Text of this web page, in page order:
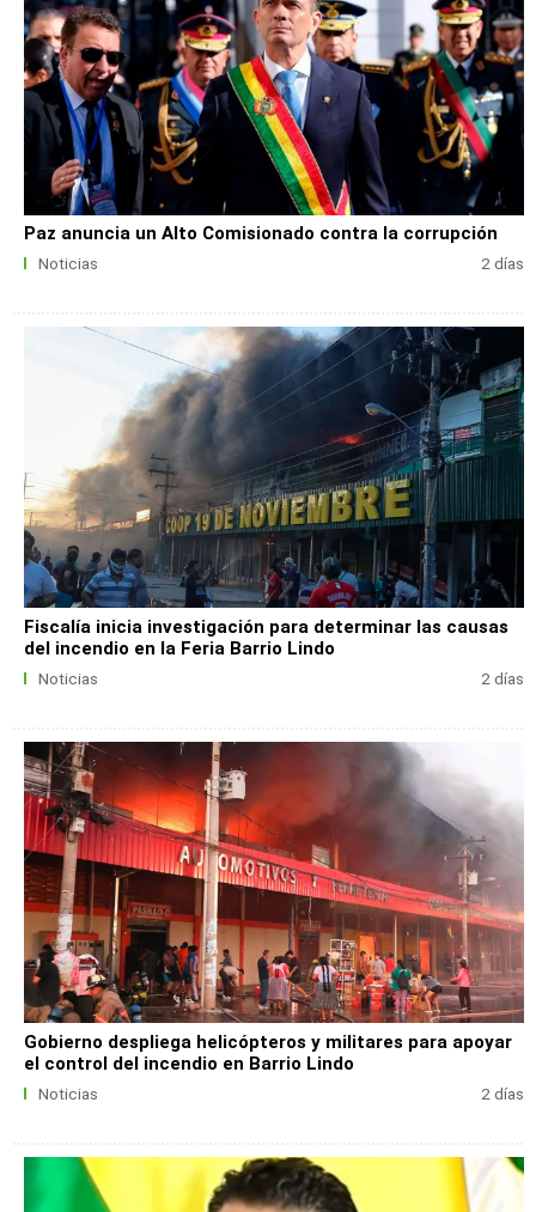
Paz anuncia un Alto Comisionado contra la corrupción
Noticias 2 días
Fiscalía inicia investigación para determinar las causas
del incendio en la Feria Barrio Lindo
Noticias 2 días
Gobierno despliega helicópteros y militares para apoyar
el control del incendio en Barrio Lindo
Noticias 2 días